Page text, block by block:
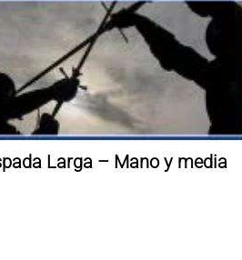
Larga – Mano y media